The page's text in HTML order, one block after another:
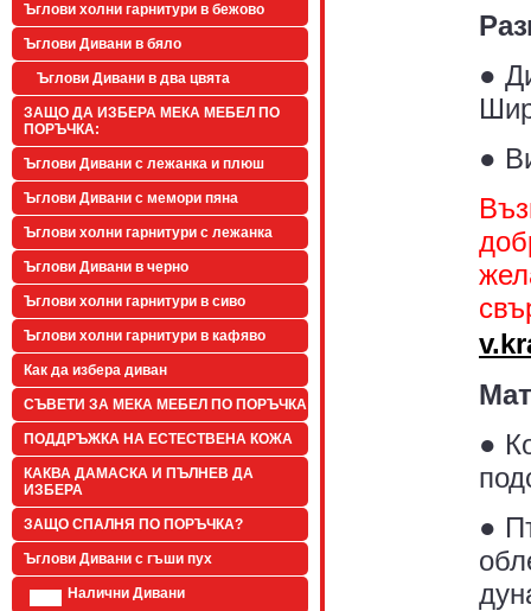
Ъглови холни гарнитури в бежово
Ъглови Дивани в бяло
Ъглови Дивани в два цвята
ЗАЩО ДА ИЗБЕРА МЕКА МЕБЕЛ ПО
ПОРЪЧКА:
Ъглови Дивани с лежанка и плюш
Ъглови Дивани с мемори пяна
Ъглови холни гарнитури с лежанка
Ъглови Дивани в черно
Ъглови холни гарнитури в сиво
Ъглови холни гарнитури в кафяво
Как да избера диван
СЪВЕТИ ЗА МЕКА МЕБЕЛ ПО ПОРЪЧКА
ПОДДРЪЖКА НА ЕСТЕСТВЕНА КОЖА
КАКВА ДАМАСКА И ПЪЛНЕВ ДА
ИЗБЕРА
ЗАЩО СПАЛНЯ ПО ПОРЪЧКА?
Ъглови Дивани с гъши пух
Налични Дивани
●
●
●
●